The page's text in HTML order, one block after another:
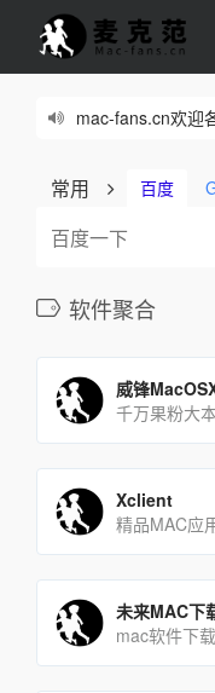
常用 百度
软件聚合
威锋
千万果粉大
Xclient
未来MAC下
mac软件下